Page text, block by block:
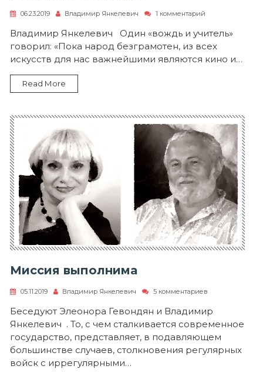
06.23.2019 Владимир Янкелевич 1 комментарий
Реплика
сторону…
Владимир Янкелевич Один «вождь и учитель»
говорил: «Пока народ безграмотен, из всех
искусств для нас важнейшими являются кино и…
Read More
Миссия выполнима
05.11.2019 Владимир Янкелевич 5 комментариев
Миссия
выполнима
Беседуют Элеонора Гевондян и Владимир
Янкелевич . То, с чем сталкивается современное
государство, представляет, в подавляющем
большинстве случаев, столкновения регулярных
войск с иррегулярными…